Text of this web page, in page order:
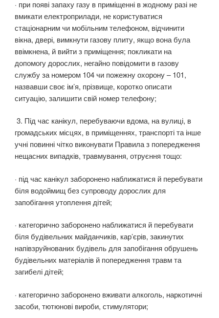
· при появі запаху газу в приміщенні в жодному разі не
вмикати електроприлади, не користуватися
стаціонарним чи мобільним телефоном, відчинити
вікна, двері, вимкнути газову плиту, якщо вона була
ввімкнена, й вийти з приміщення; покликати на
допомогу дорослих, негайно повідомити в газову
службу за номером 104 чи пожежну охорону – 101,
назвавши своє ім’я, прізвище, коротко описати
ситуацію, залишити свій номер телефону;
3. Під час канікул, перебуваючи вдома, на вулиці, в
громадських місцях, в приміщеннях, транспорті та інше
учні повинні чітко виконувати Правила з попередження
нещасних випадків, травмування, отруєння тощо:
· під час канікул заборонено наближатися й перебувати
біля водоймищ без супроводу дорослих для
запобігання утоплення дітей;
· категорично заборонено наближатися й перебувати
біля будівельних майданчиків, кар’єрів, закинутих
напівзруйнованих будівель для запобігання обрушень
будівельних матеріалів й попередження травм та
загибелі дітей;
· категорично заборонено вживати алкоголь, наркотичні
засоби, тютюнові вироби, стимулятори;